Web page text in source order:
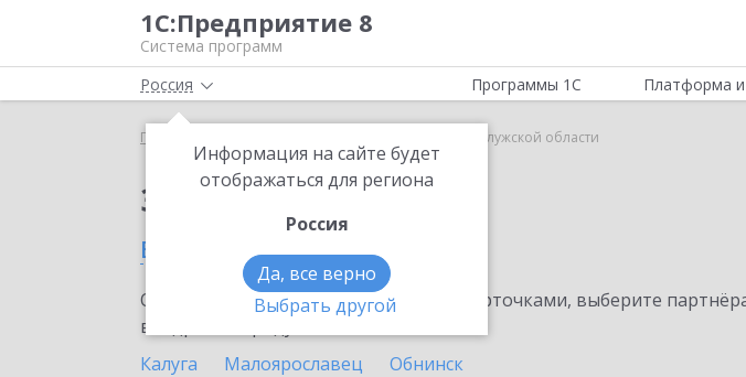
1С:Предприятие 8
Система программ
Россия
Информация на сайте будет
отображаться для региона
Россия
Да, все верно
Выбрать другой
Программы 1С Платформа и
Главная 1C-Store в Калужской области
Заказать 1C-Store
в Калужской области
Ознакомьтесь с информационными карточками, выберите
внедрение продукта.
Калуга
Малоярославец
Обнинск